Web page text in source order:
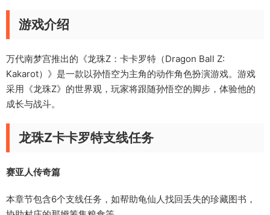
游戏介绍
万代南梦宫推出的《龙珠Z：卡卡罗特（Dragon Ball Z:
Kakarot）》是一款以孙悟空为主角的动作角色扮演游戏。游戏
采用《龙珠Z》的世界观，玩家将跟随孙悟空的脚步，体验他的
成长与战斗。
龙珠Z卡卡罗特支线任务
赛亚人传奇篇
本章节包含6个支线任务，如帮助龟仙人找回丢失的珍藏图书，